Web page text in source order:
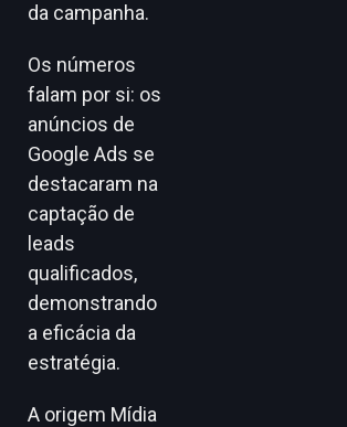
da campanha.
Os números
falam por si: os
anúncios de
Google Ads se
destacaram na
captação de
leads
qualificados,
demonstrando
a eficácia da
estratégia.
A origem Mídia